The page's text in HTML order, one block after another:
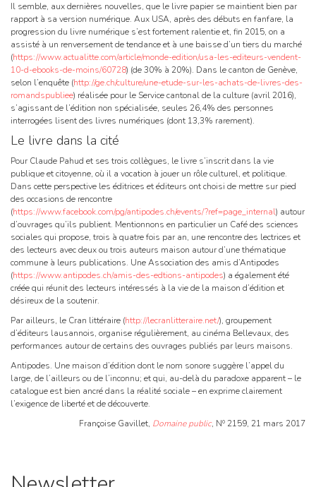
Il semble, aux dernières nouvelles, que le livre papier se maintient bien par
rapport à sa version numérique. Aux USA, après des débuts en fanfare, la
progression du livre numérique s’est fortement ralentie et, fin 2015, on a
assisté à un renversement de tendance et à une baisse d’un tiers du marché
(https://www.actualitte.com/article/monde-edition/usa-les-editeurs-vendent-
10-d-ebooks-de-moins/60728) (de 30% à 20%). Dans le canton de Genève,
selon l’enquête (http://ge.ch/culture/une-etude-sur-les-achats-de-livres-des-
romandspubliee) réalisée pour le Service cantonal de la culture (avril 2016),
s’agissant de l’édition non spécialisée, seules 26,4% des personnes
interrogées lisent des livres numériques (dont 13,3% rarement).
Le livre dans la cité
Pour Claude Pahud et ses trois collègues, le livre s’inscrit dans la vie
publique et citoyenne, où il a vocation à jouer un rôle culturel, et politique.
Dans cette perspective les éditrices et éditeurs ont choisi de mettre sur pied
des occasions de rencontre
(https://www.facebook.com/pg/antipodes.ch/events/?ref=page_internal) autour
d’ouvrages qu’ils publient. Mentionnons en particulier un Café des sciences
sociales qui propose, trois à quatre fois par an, une rencontre des lectrices et
des lecteurs avec deux ou trois auteurs maison autour d’une thématique
commune à leurs publications. Une Association des amis d’Antipodes
(https://www.antipodes.ch/amis-des-edtions-antipodes) a également été
créée qui réunit des lecteurs intéressés à la vie de la maison d’édition et
désireux de la soutenir.
Par ailleurs, le Cran littéraire (http://lecranlitteraire.net/), groupement
d’éditeurs lausannois, organise régulièrement, au cinéma Bellevaux, des
performances autour de certains des ouvrages publiés par leurs maisons.
Antipodes. Une maison d’édition dont le nom sonore suggère l’appel du
large, de l’ailleurs ou de l’inconnu; et qui, au-delà du paradoxe apparent – le
catalogue est bien ancré dans la réalité sociale – en exprime clairement
l’exigence de liberté et de découverte.
Françoise Gavillet, Domaine public, No 2159, 21 mars 2017